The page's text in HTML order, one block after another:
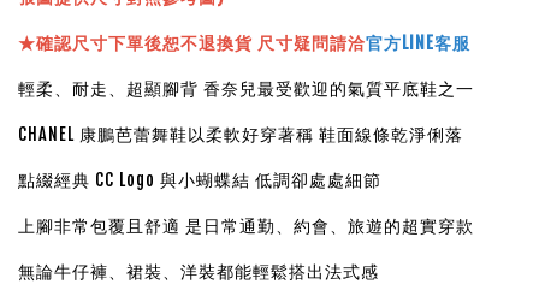
★確認尺寸下單後恕不退換貨 尺寸疑問請洽官方LINE客服
輕柔、耐走、超顯腳背 香奈兒最受歡迎的氣質平底鞋之一
CHANEL 康鵬芭蕾舞鞋以柔軟好穿著稱 鞋面線條乾淨俐落
點綴經典 CC Logo 與小蝴蝶結 低調卻處處細節
上腳非常包覆且舒適 是日常通勤、約會、旅遊的超實穿款
無論牛仔褲、裙裝、洋裝都能輕鬆搭出法式感